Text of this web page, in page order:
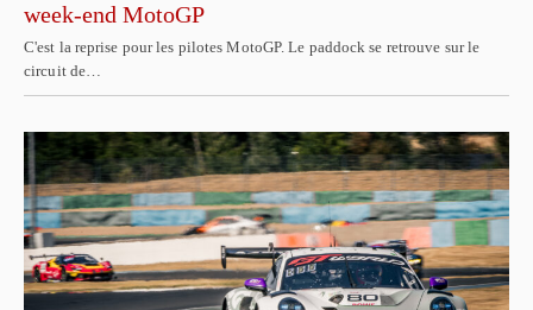
week-end MotoGP
C'est la reprise pour les pilotes MotoGP. Le paddock se retrouve sur le
circuit de…